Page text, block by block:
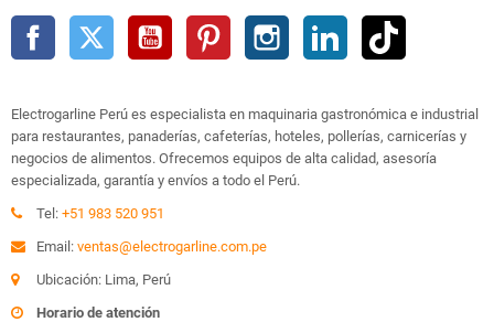
Facebook Twitter YouTube Pinterest Instagram LinkedIn
Electrogarline Perú es especialista en maquinaria gastronómica e industrial
para restaurantes, panaderías, cafeterías, hoteles, pollerías, carnicerías y
negocios de alimentos. Ofrecemos equipos de alta calidad, asesoría
especializada, garantía y envíos a todo el Perú.
Tel: +51 983 520 951
Email: ventas@electrogarline.com.pe
Ubicación: Lima, Perú
Horario de atención